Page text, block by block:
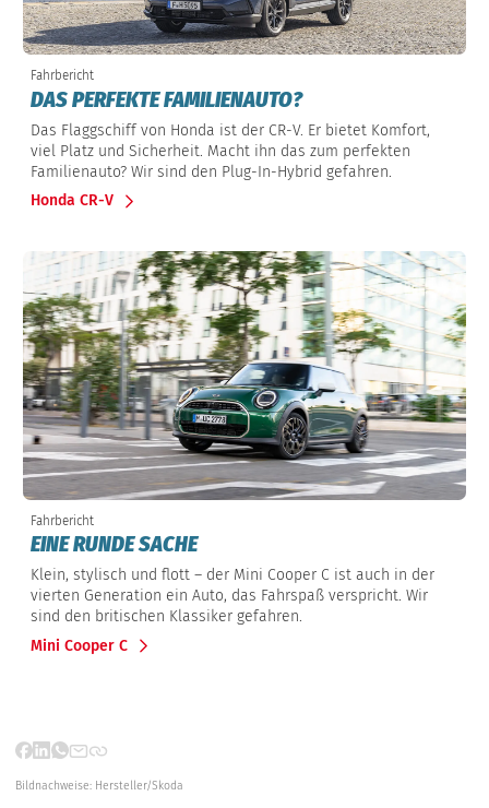
Fahrbericht
DAS PERFEKTE FAMILIENAUTO?
Das Flaggschiff von Honda ist der CR-V. Er bietet Komfort,
viel Platz und Sicherheit. Macht ihn das zum perfekten
Familienauto? Wir sind den Plug-In-Hybrid gefahren.
Honda CR-V
Fahrbericht
EINE RUNDE SACHE
Klein, stylisch und flott – der Mini Cooper C ist auch in der
vierten Generation ein Auto, das Fahrspaß verspricht. Wir
sind den britischen Klassiker gefahren.
Mini Cooper C
Bildnachweise: Hersteller/Skoda